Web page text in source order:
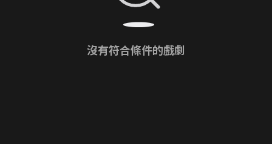
沒有符合條件的戲劇